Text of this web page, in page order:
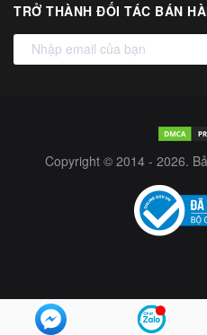
TRỞ THÀNH ĐỐI TÁC BÁN
Copyright © 2014 - 2026.